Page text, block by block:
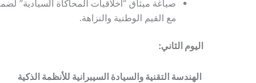
صياغة ميثاق “أخلاقيات المحاكاة السيادية”
مع القيم الوطنية والنزاهة.
اليوم الثاني:
الهندسة التقنية والسيادة السيبرانية للأنظمة الذكية